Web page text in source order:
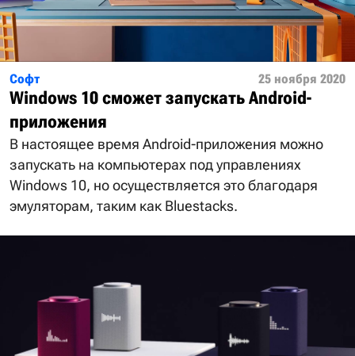
Софт 25 ноября 2020
Windows 10 сможет запускать Android-
приложения
В настоящее время Android-приложения можно
запускать на компьютерах под управлениях
Windows 10, но осуществляется это благодаря
эмуляторам, таким как Bluestacks.